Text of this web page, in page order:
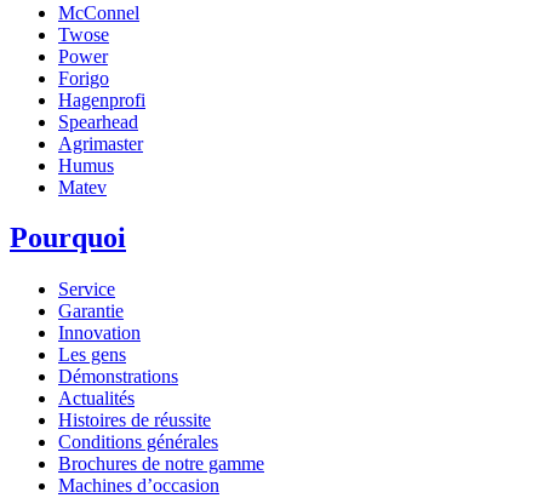
McConnel
Twose
Power
Forigo
Hagenprofi
Spearhead
Agrimaster
Humus
Matev
Pourquoi
Service
Garantie
Innovation
Les gens
Démonstrations
Actualités
Histoires de réussite
Conditions générales
Brochures de notre gamme
Machines d’occasion